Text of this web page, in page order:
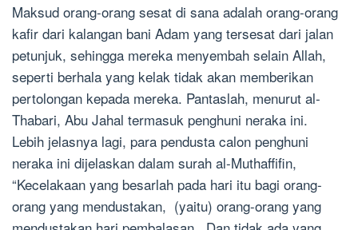
Maksud orang-orang sesat di sana adalah orang-orang
kafir dari kalangan bani Adam yang tersesat dari jalan
petunjuk, sehingga mereka menyembah selain Allah,
seperti berhala yang kelak tidak akan memberikan
pertolongan kepada mereka. Pantaslah, menurut al-
Thabari, Abu Jahal termasuk penghuni neraka ini.
Lebih jelasnya lagi, para pendusta calon penghuni
neraka ini dijelaskan dalam surah al-Muthaffifin,
“Kecelakaan yang besarlah pada hari itu bagi orang-
orang yang mendustakan, (yaitu) orang-orang yang